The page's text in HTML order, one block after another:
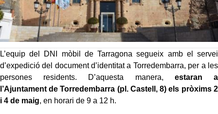
L’equip del DNI mòbil de Tarragona segueix amb el servei
d’expedició del document d’identitat a Torredembarra, per a les
persones residents. D’aquesta manera, estaran a
l’Ajuntament de Torredembarra (pl. Castell, 8) els pròxims 2
i 4 de maig, en horari de 9 a 12 h.